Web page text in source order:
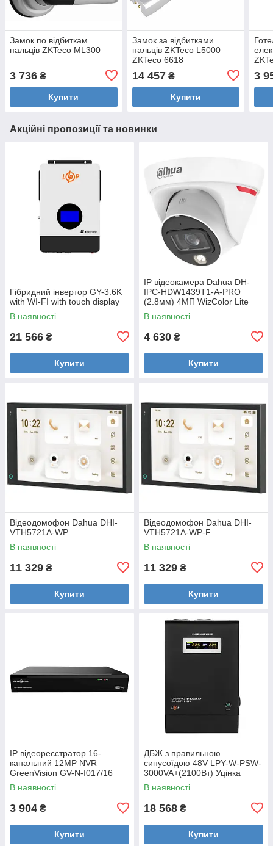
Замок по відбиткам
пальців ZKTeco ML300
3 736 ₴
Купити
Замок за відбитками
пальців ZKTeco L5000
ZKTeco 6618
14 457₴
Купити
3
Акційні пропозиції та новинки
Гібридний інвертор GY-3.6K
with WI-FI with touch display
В наявності
21 566 ₴
Купити
IP відеокамера Dahua DH-
IPC-HDW1439T1-A-PRO
(2.8мм) 4МП WizColor Lite
В наявності
4 630 ₴
Купити
Відеодомофон Dahua DHI-
VTH5721A-WP
В наявності
11 329 ₴
Купити
Відеодомофон Dahua DHI-
VTH5721A-WP-F
В наявності
11 329 ₴
Купити
IP відеореєстратор 16-
канальний 12MP NVR
GreenVision GV-N-I017/16
Уцінка
В наявності
3 904 ₴
Купити
ДБЖ з правильною
синусоїдою 48V LPY-W-PSW-
3000VA+(2100Вт) Уцінка
В наявності
18 568 ₴
Купити